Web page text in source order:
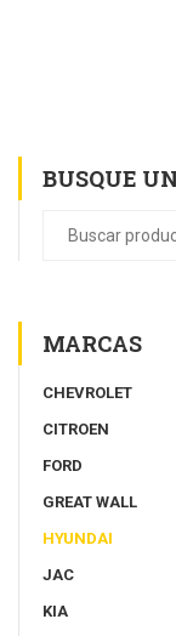
BUSQUE
MARCAS
CHEVROLET
CITROEN
FORD
GREAT WALL
HYUNDAI
JAC
KIA